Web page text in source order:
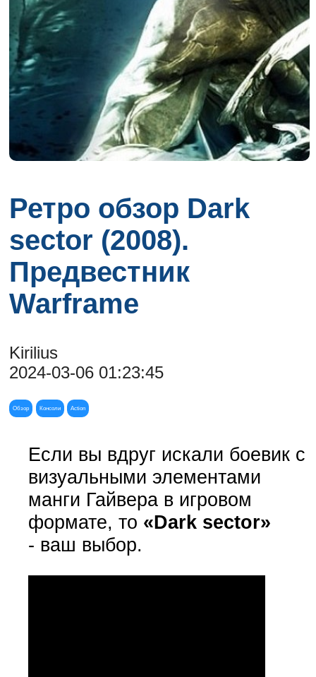
Ретро обзор Dark
sector (2008).
Предвестник
Warframe
Kirilius
2024-03-06 01:23:45
Обзор Консоли Action
Если вы вдруг искали боевик с
визуальными элементами
манги Гайвера в игровом
формате, то «Dark sector»
- ваш выбор.